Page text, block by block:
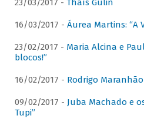
23/03/2017 - Thaís Gulin
16/03/2017 - Áurea Martins: “A
23/02/2017 - Maria Alcina e
blocos!”
16/02/2017 - Rodrigo
09/02/2017 - Juba Machado e
Tupi”